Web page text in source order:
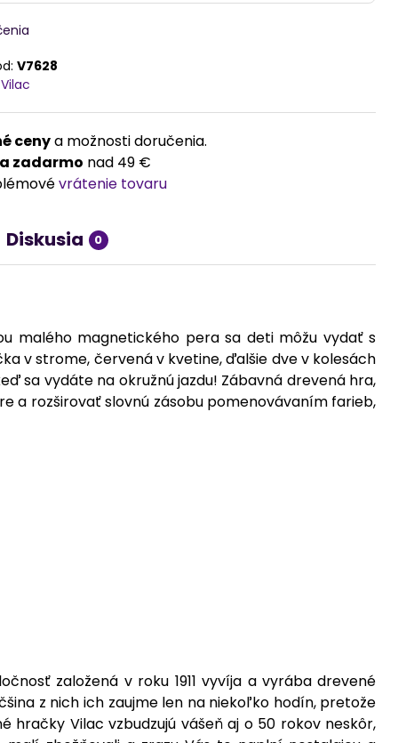
V7628
Vilac
cenya možnosti doručenia.
zadarmo nad 49 €
vrátenie tovaru
Diskusia 0
malého magnetického pera sa deti môžu vydať s
v strome, červená v kvetine, ďalšie dve v kolesách
sa vydáte na okružnú jazdu! Zábavná drevená hra,
a rozširovať slovnú zásobu pomenovávaním farieb,
založená v roku 1911 vyvíja a vyrába drevené
z nich ich zaujme len na niekoľko hodín, pretože
hračky Vilac vzbudzujú vášeň aj o 50 rokov neskôr,